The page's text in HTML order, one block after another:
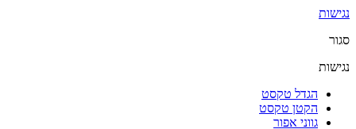
נגישות
סגור
נגישות
הגדל טקסט
הקטן טקסט
גווני אפור